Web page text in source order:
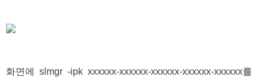
화면에 slmgr -ipk xxxxxx-xxxxxx-xxxxxx-xxxxxx-xxxxxx를